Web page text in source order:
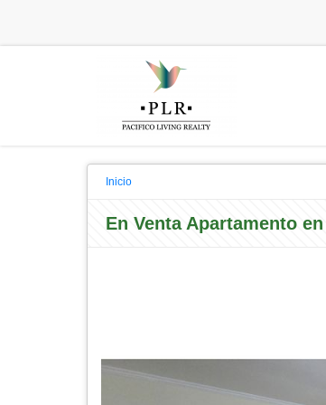
Inicio
En Venta Apartamento